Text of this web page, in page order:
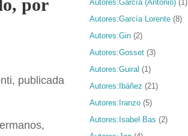
por
publicada
Autores:García (Antonio) (1)
Autores:García Lorente (8)
Autores:Gin (2)
Autores:Gosset (3)
Autores:Guiral (1)
Autores:Ibáñez (21)
Autores:Iranzo (5)
Autores:Isabel Bas (2)